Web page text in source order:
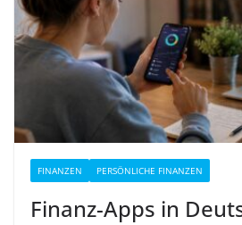
FINANZEN PERSÖNLICHE FINANZEN
Finanz-Apps in